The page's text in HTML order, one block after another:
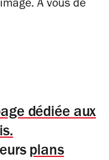
A vous de
dédiée aux
plans